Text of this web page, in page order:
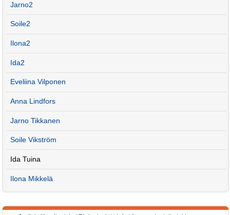
Jarno2
Soile2
Ilona2
Ida2
Eveliina Vilponen
Anna Lindfors
Jarno Tikkanen
Soile Vikström
Ida Tuina
Ilona Mikkelä